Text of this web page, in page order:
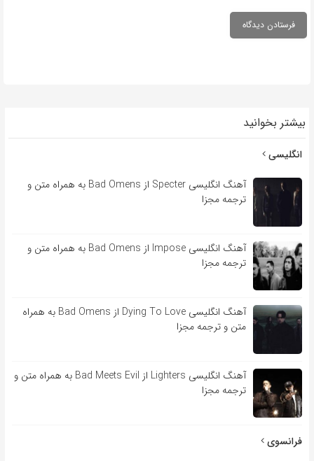
بیشتر بخوانید
انگلیسی
آهنگ انگلیسی Specter از Bad Omens به همراه متن و
ترجمه مجزا
آهنگ انگلیسی Impose از Bad Omens به همراه متن و
ترجمه مجزا
آهنگ انگلیسی Dying To Love از Bad Omens به همراه
متن و ترجمه مجزا
آهنگ انگلیسی Lighters از Bad Meets Evil به همراه متن و
ترجمه مجزا
فرانسوی